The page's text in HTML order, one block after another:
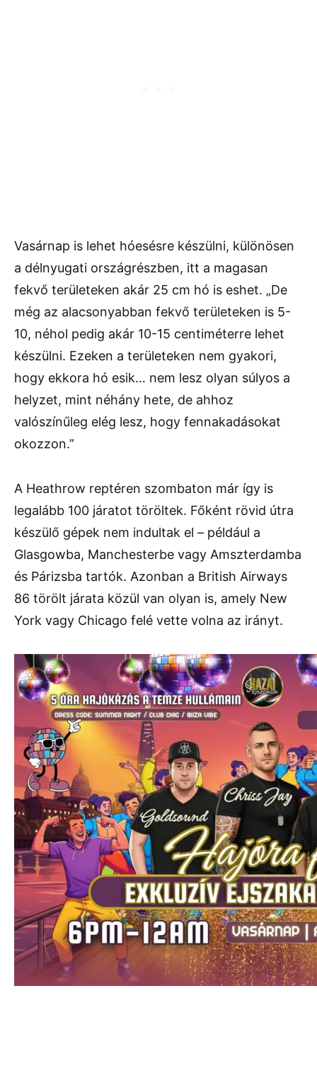
Vasárnap is lehet hóesésre készülni, különösen
a délnyugati országrészben, itt a magasan
fekvő területeken akár 25 cm hó is eshet. „De
még az alacsonyabban fekvő területeken is 5-
10, néhol pedig akár 10-15 centiméterre lehet
készülni. Ezeken a területeken nem gyakori,
hogy ekkora hó esik… nem lesz olyan súlyos a
helyzet, mint néhány hete, de ahhoz
valószínűleg elég lesz, hogy fennakadásokat
okozzon.”
A Heathrow reptéren szombaton már így is
legalább 100 járatot töröltek. Főként rövid útra
készülő gépek nem indultak el – például a
Glasgowba, Manchesterbe vagy Amszterdamba
és Párizsba tartók. Azonban a British Airways
86 törölt járata közül van olyan is, amely New
York vagy Chicago felé vette volna az irányt.